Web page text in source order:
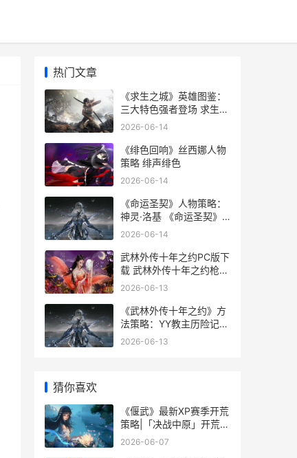
热门文章
《求生之城》英雄图鉴：
三大特色强者登场 求生之
战英文
2026-06-14
《绯色回响》丝西娜人物
策略 绯声绯色
2026-06-14
《命运圣契》人物策略：
神灵·洛基 《命运圣契》
人物关系图
2026-06-14
武林外传十年之约PC版下
载 武林外传十年之约枪豪
加点
2026-06-13
《武林外传十年之约》方
法策略：YY教主历险记全
关卡策略 武林外传十年之
2026-06-13
猜你喜欢
《偃武》最新XP赛季开荒
策略|「决战中原」开荒指
导最优阵型组合 偃武什么
2026-06-07